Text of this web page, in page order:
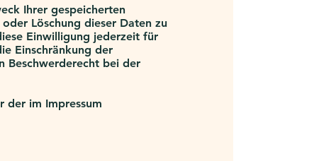
Ihrer gespeicherten
Löschung dieser Daten zu
Einwilligung jederzeit für
Einschränkung der
Beschwerderecht bei der
der im Impressum